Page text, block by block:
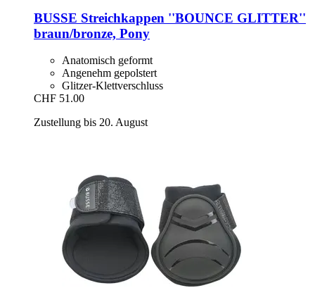
BUSSE Streichkappen ''BOUNCE GLITTER''
braun/bronze, Pony
Anatomisch geformt
Angenehm gepolstert
Glitzer-Klettverschluss
CHF 51.00
Zustellung bis 20. August